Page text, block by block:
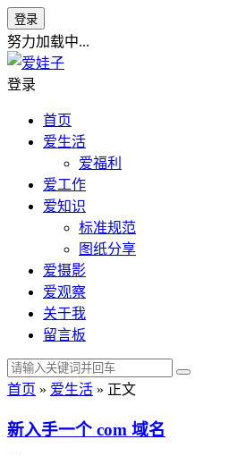
登录
努力加载中...
登录
首页
爱生活
爱福利
爱工作
爱知识
标准规范
图纸分享
爱摄影
爱观察
关于我
留言板
首页 » 爱生活 » 正文
新入手一个 com 域名